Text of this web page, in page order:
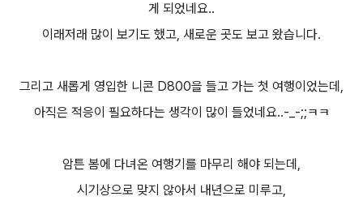
게 되었네요..
이래저래 많이 보기도 했고, 새로운 곳도 보고 왔습니다.
그리고 새롭게 영입한 니콘 D800을 들고 가는 첫 여행이었는데,
아직은 적응이 필요하다는 생각이 많이 들었네요..-_-;;ㅋㅋ
암튼 봄에 다녀온 여행기를 마무리 해야 되는데,
시기상으로 맞지 않아서 내년으로 미루고,